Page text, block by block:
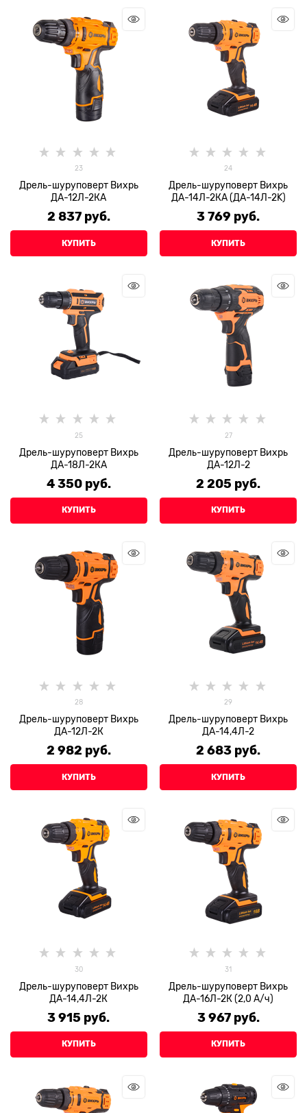
23
Дрель-шуруповерт Вихрь
ДА-12Л-2КА
2 837 руб.
КУПИТЬ
24
Дрель-шуруповерт Вихрь
ДА-14Л-2КА (ДА-14Л-2K)
3 769 руб.
КУПИТЬ
25
Дрель-шуруповерт Вихрь
ДА-18Л-2КА
4 350 руб.
КУПИТЬ
27
Дрель-шуруповерт Вихрь
ДА-12Л-2
2 205 руб.
КУПИТЬ
28
Дрель-шуруповерт Вихрь
ДА-12Л-2К
2 982 руб.
КУПИТЬ
29
Дрель-шуруповерт Вихрь
ДА-14,4Л-2
2 683 руб.
КУПИТЬ
30
Дрель-шуруповерт Вихрь
ДА-14,4Л-2К
3 915 руб.
КУПИТЬ
31
Дрель-шуруповерт Вихрь
ДА-16Л-2К (2,0 А/ч)
3 967 руб.
КУПИТЬ